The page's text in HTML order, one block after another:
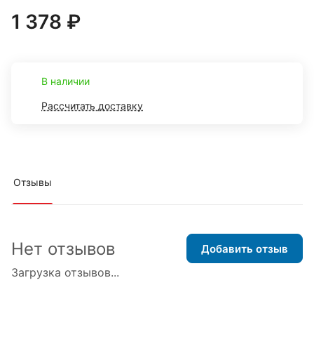
1 378 ₽
В наличии
Рассчитать доставку
Отзывы
Загрузка отзывов...
Нет отзывов Добавить отзыв